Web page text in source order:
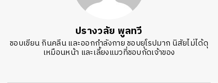
ปรางวลัย พูลทวี
ชอบเขียน กินคลีน และออกกำลังกาย ชอบยุโรปมาก นิสัยไม่ได้ดุ
เหมือนหน้า และเลี้ยงแมวที่ชอบกัดเจ้าของ